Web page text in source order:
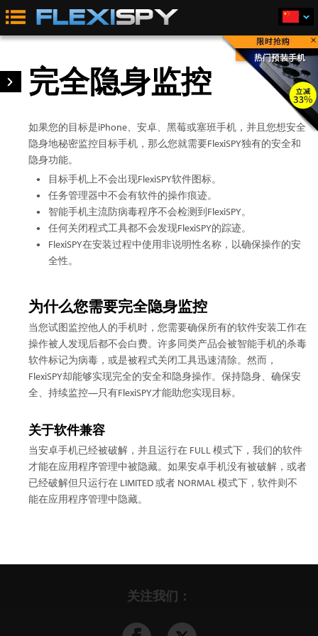
立即购买 ×
完全隐身监控
如果您的目标是iPhone、安卓、黑莓或塞班手机，并且您想安全
隐身地秘密监控目标手机，那么您就需要FlexiSPY独有的安全和
隐身功能。
目标手机上不会出现FlexiSPY软件图标。
任务管理器中不会有软件的操作痕迹。
智能手机主流防病毒程序不会检测到FlexiSPY。
任何关闭程式工具都不会发现FlexiSPY的踪迹。
FlexiSPY在安装过程中使用非说明性名称，以确保操作的安
全性。
为什么您需要完全隐身监控
当您试图监控他人的手机时，您需要确保所有的软件安装工作在
操作被人发现后都不会白费。许多同类产品会被智能手机的杀毒
软件标记为病毒，或是被程式关闭工具迅速清除。然而，
FlexiSPY却能够实现完全的安全和隐身操作。保持隐身、确保安
全、持续监控—只有FlexiSPY才能助您实现目标。
关于软件兼容
当安卓手机已经被破解，并且运行在 FULL 模式下，我们的软件
才能在应用程序管理中被隐藏。如果安卓手机没有被破解，或者
已经破解但只运行在 LIMITED 或者 NORMAL 模式下，软件则不
能在应用程序管理中隐藏。
关注我们：